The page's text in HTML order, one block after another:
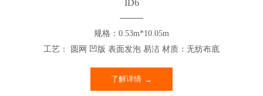
ID6
规格：0.53m*10.05m
工艺： 圆网 凹版 表面发泡 易洁 材质：无纺布底
了解详情